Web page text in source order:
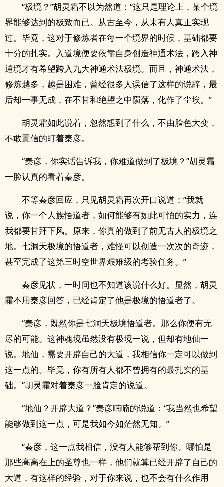
“极境？”胡灵霜不以为然道：“这只是理论上，某个境
界能够达到的极致而已。从古至今，从未有人真正实现
过。毕竟，这对于修炼者在每一个境界的时候，基础都要
十分的扎实。入道境便要依靠自身创造神通术法，跨入神
通境才有希望跨入九大神通术法极境。而且，神通术法，
修炼越多，越是困难，曾经很多人误信了这样的说辞，最
后却一事无成，在不甘和绝望之中陨落，化作了尘埃。”
胡灵霜如此说着，忽然想到了什么，不由脸色大变，
不敢置信的盯着秦彦。
“秦彦，你实话告诉我，你难道做到了极境？”胡灵霜
一脸认真的看着秦彦。
不等秦彦回应，只见胡灵霜再次开口说道：“我就
说，你一个人族悟道者，如何能够有如此可怕的实力，连
我都要甘拜下风。原来，你真的做到了前无古人的极境之
地。七洞天极境的悟道者，难怪可以创造一次次的奇迹，
甚至完成了这第三时空世界艰难级的考验任务。”
秦彦见状，一时间也不知道该说什么好。显然，胡灵
霜不用秦彦回答，已经肯定了他是极境的悟道者了。
“秦彦，既然你是七洞天极境悟道者。那么你便有无
尽的可能。这神魂境虽然没有极境一说，但却有地仙一
说。地仙，需要开辟自己的大道，我相信你一定可以做到
这一点的。毕竟，你有所有人都不曾拥有的最扎实的基
础。”胡灵霜对着秦彦一脸肯定的说道。
“地仙？开辟大道？”秦彦喃喃的说道：“我当然也希望
能够做到这一点，可是我如今如茫然无知。”
“秦彦，这一点我相信，没有人能够帮到你。哪怕是
那些高高在上的圣尊也一样，他们就算已经开辟了自己的
大道，有这样的经验，对于你来说，也不会有什么作用